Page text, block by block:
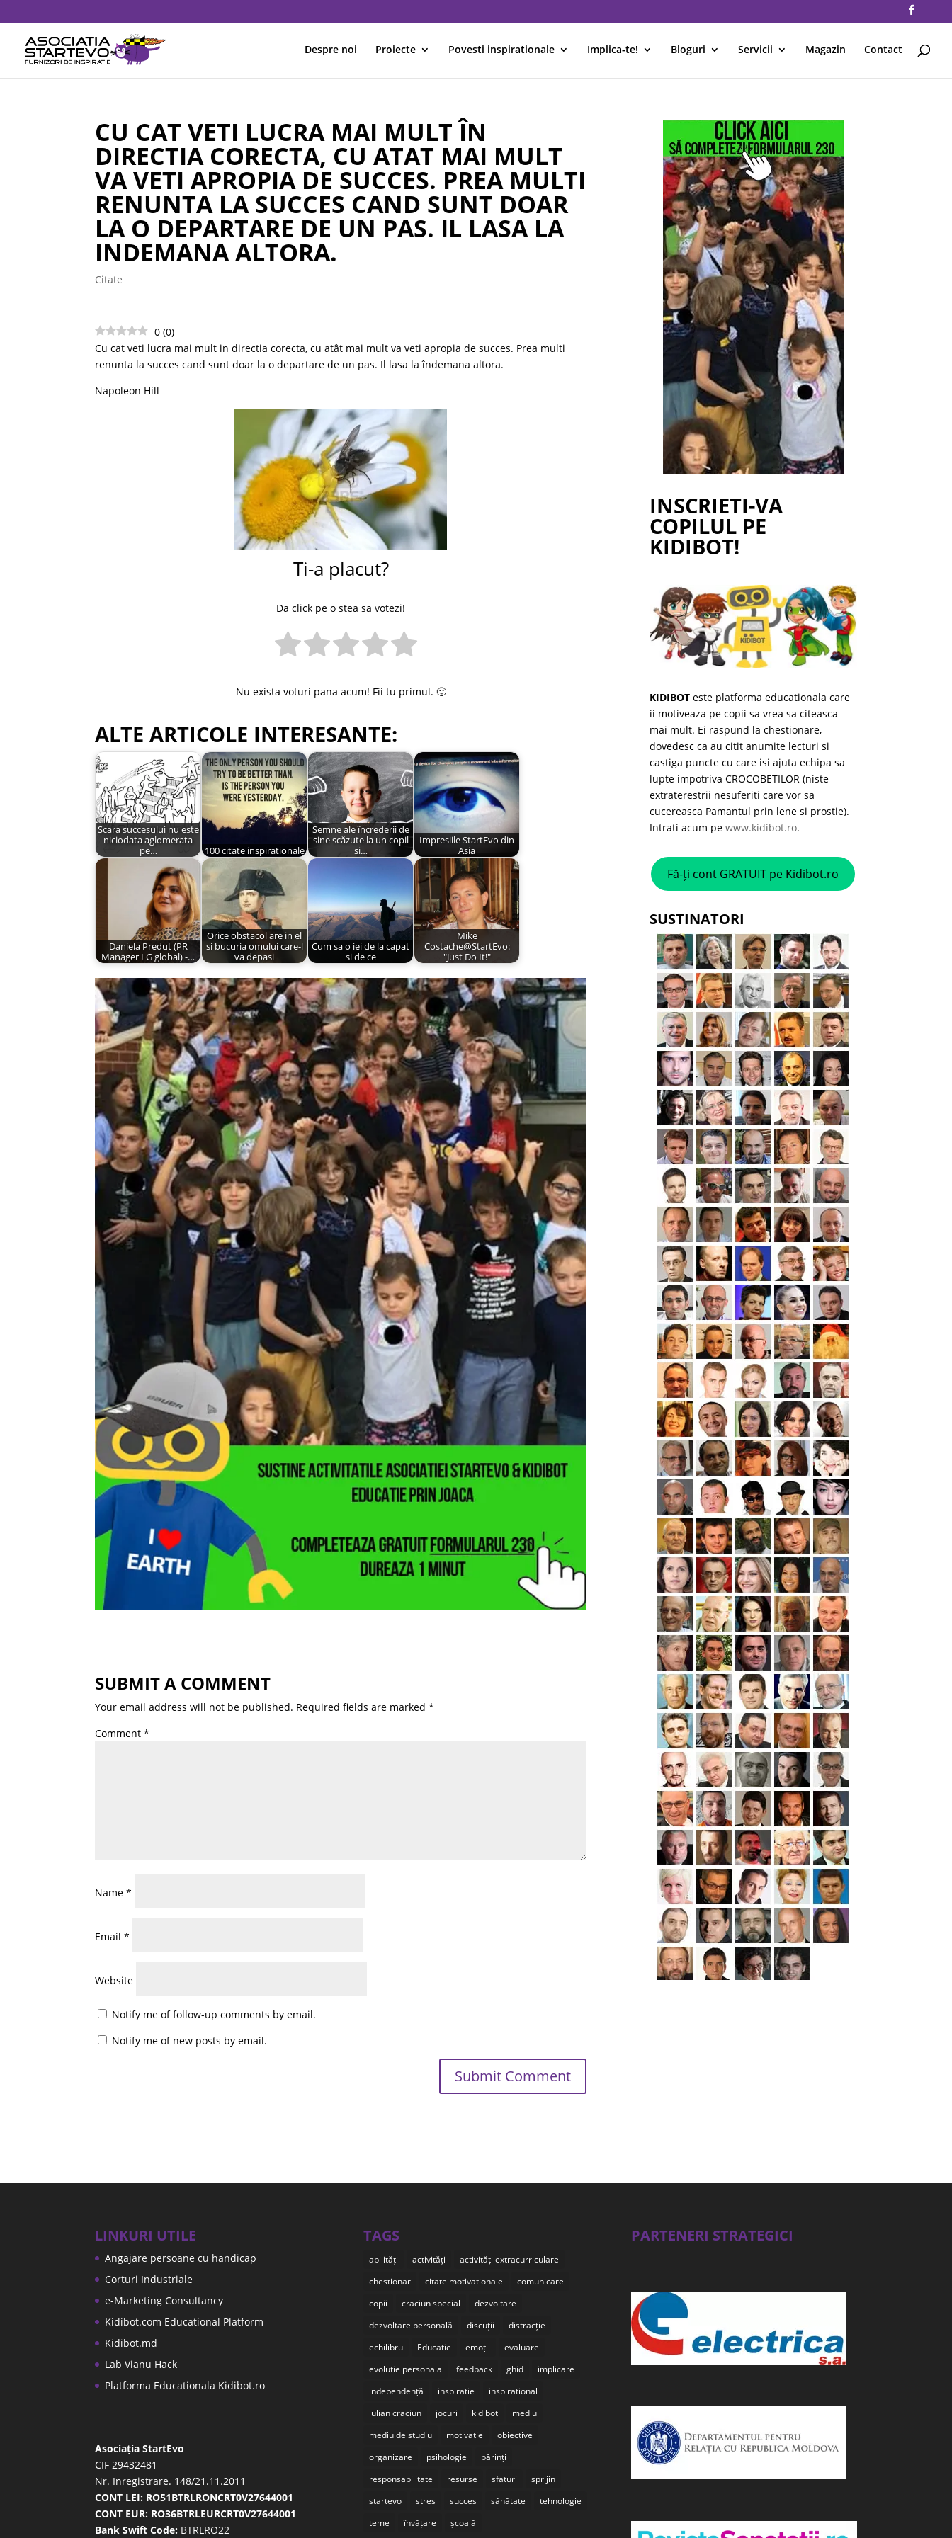
Despre noi Proiecte Povesti inspirationale Implica-te! Bloguri Servicii Magazin Contact
CU CAT VETI LUCRA MAI MULT ÎN
DIRECTIA CORECTA, CU ATAT MAI MULT
VA VETI APROPIA DE SUCCES. PREA MULTI
RENUNTA LA SUCCES CAND SUNT DOAR
LA O DEPARTARE DE UN PAS. IL LASA LA
INDEMANA ALTORA.
Citate
0 (0)
Cu cat veti lucra mai mult in directia corecta, cu atât mai mult va veti apropia de succes. Prea multi
renunta la succes cand sunt doar la o departare de un pas. Il lasa la îndemana altora.
Napoleon Hill
Ti-a placut?
Da click pe o stea sa votezi!
Nu exista voturi pana acum! Fii tu primul. 🙂
ALTE ARTICOLE INTERESANTE:
Scara succesului nu este
niciodata aglomerata
pe…
100 citate inspirationale
Semne ale încrederii de
sine scăzute la un copil
și…
Impresiile StartEvo din
Asia
Daniela Predut (PR
Manager LG global) -…
Orice obstacol are in el
si bucuria omului care-l
va depasi
Cum sa o iei de la capat
si de ce
Mike
Costache@StartEvo:
"Just Do It!"
SUBMIT A COMMENT
Your email address will not be published. Required fields are marked*
Comment*
Name*
Email*
Website
Notify me of follow-up comments by email.
Notify me of new posts by email.
INSCRIETI-VA
COPILUL PE
KIDIBOT!
KIDIBOT este platforma educationala care
ii motiveaza pe copii sa vrea sa citeasca
mai mult. Ei raspund la chestionare,
dovedesc ca au citit anumite lecturi si
castiga puncte cu care isi ajuta echipa sa
lupte impotriva CROCOBETILOR (niste
extraterestrii nesuferiti care vor sa
cucereasca Pamantul prin lene si prostie).
Intrati acum pewww.kidibot.ro.
Fă-ți cont GRATUIT pe Kidibot.ro
SUSTINATORI
LINKURI UTILE
Angajare persoane cu handicap
Corturi Industriale
e-Marketing Consultancy
Kidibot.com Educational Platform
Kidibot.md
Lab Vianu Hack
Platforma Educationala Kidibot.ro
Asociația StartEvo
CIF 29432481
Nr. Inregistrare. 148/21.11.2011
CONT LEI: RO51BTRLRONCRT0V27644001
CONT EUR: RO36BTRLEURCRT0V27644001
Bank Swift Code: BTRLRO22
TAGS
abilități activități
activități extracurriculare
chestionar
citate motivationale
comunicare
copii
craciun special
dezvoltare
dezvoltare personală
discuții
distracție
echilibru
Educatie emoții
evaluare
evolutie personala
feedback ghid
implicare
independență
inspiratie
inspirational
iulian craciun
jocuri kidibot
mediu
mediu de studiu
motivatie
obiective
organizare
psihologie
părinți
responsabilitate
resurse sfaturi
sprijin
startevo
stres succes sănătate
tehnologie
teme
învățare școală
PARTENERI STRATEGICI